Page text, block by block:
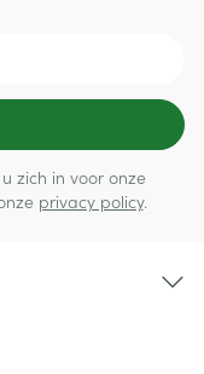
zich in voor onze
privacy policy.